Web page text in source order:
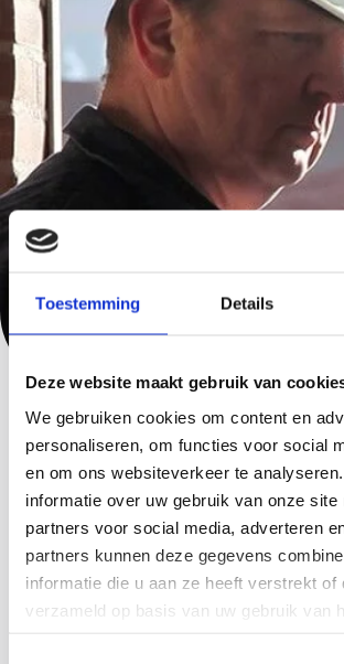
Toestemming Details
Deze website maakt gebruik van
We gebruiken cookies om content en
personaliseren, om functies voor social
en om ons websiteverkeer te
informatie over uw gebruik van onze site
partners voor social media, adverteren
partners kunnen deze gegevens
informatie die u aan ze heeft verstrekt of
verzameld op basis van uw gebruik van
Nieuws waar je wat
Bekijk hieronder ons laatste